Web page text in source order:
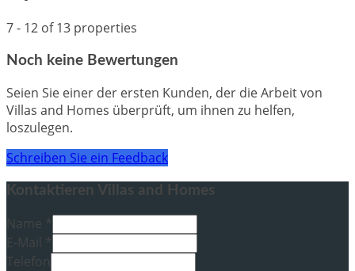
7 - 12 of 13 properties
Noch keine Bewertungen
Seien Sie einer der ersten Kunden, der die Arbeit von
Villas and Homes überprüft, um ihnen zu helfen,
loszulegen.
Schreiben Sie ein Feedback
Kontaktieren Villas and Homes
Name *
E-Mail *
Telefon